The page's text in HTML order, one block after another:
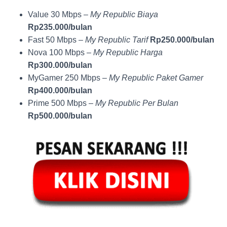
Value 30 Mbps – My Republic Biaya
Rp235.000/bulan
Fast 50 Mbps – My Republic Tarif Rp250.000/bulan
Nova 100 Mbps – My Republic Harga
Rp300.000/bulan
MyGamer 250 Mbps – My Republic Paket Gamer
Rp400.000/bulan
Prime 500 Mbps – My Republic Per Bulan
Rp500.000/bulan